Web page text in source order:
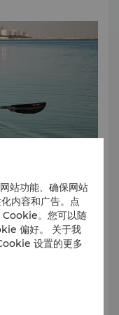
兼为总统官邸，宾客
拉伯传统与艺术，内
的房间。
这个民族曾在阿布扎
作用。
特殊技术，而迷你
品。
的自然风光，我们都
嚣，到私人岛屿度
过高耸的悬崖，领略
受悠闲时光。大自然
站功能、确保网站
内容和广告。点
Cookie。您可以随
偏好。 关于我
设置的更多